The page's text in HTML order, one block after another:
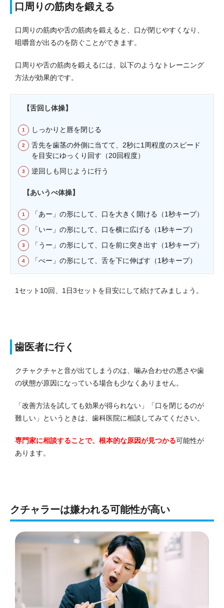
口周りの筋肉を鍛える
口周りの筋肉や舌の筋肉を鍛えると、口が閉じやすくなり、
咀嚼音が出るのを防ぐことができます。
口周りや舌の筋肉を鍛えるには、以下のようなトレーニング
方法が効果的です。
【舌回し体操】
しっかりと唇を閉じる
舌先を歯茎の外側に当てて、2秒に1周程度のスピード
を目安にゆっくり回す（20回程度）
逆回しも同じように行う
【あいうべ体操】
「あー」の形にして、口を大きく開ける（1秒キープ）
「いー」の形にして、口を横に広げる（1秒キープ）
「うー」の形にして、口を前に突き出す（1秒キープ）
「べー」の形にして、舌を下に伸ばす（1秒キープ）
1セット10回、1日3セットを目安にして続けてみましょう。
歯医者に行く
クチャクチャと音が出てしまうのは、噛み合わせの悪さや歯
の状態が原因になっている場合も少なくありません。
「改善方法を試しても効果が得られない」「口を閉じるのが
難しい」というときは、歯科医院に相談してみてください。
専門家に相談することで、根本的な原因が見つかる可能性が
あります。
クチャラーは嫌われる可能性が高い